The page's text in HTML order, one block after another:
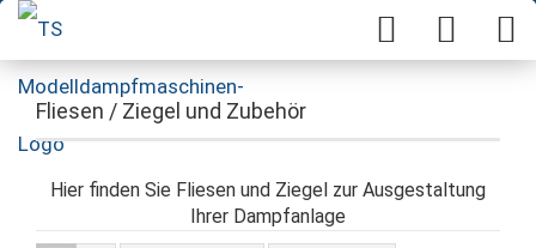
Fliesen / Ziegel und Zubehör
Hier finden Sie Fliesen und Ziegel zur Ausgestaltung
Ihrer Dampfanlage